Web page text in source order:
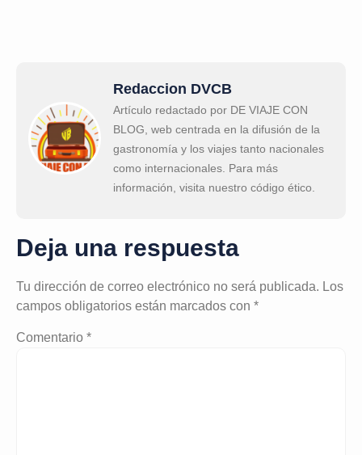
Redaccion DVCB
Artículo redactado por DE VIAJE CON
BLOG, web centrada en la difusión de la
gastronomía y los viajes tanto nacionales
como internacionales. Para más
información, visita nuestro código ético.
Deja una respuesta
Tu dirección de correo electrónico no será publicada. Los
campos obligatorios están marcados con *
Comentario *